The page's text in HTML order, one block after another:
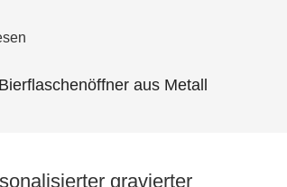
aus Metall
gravierter